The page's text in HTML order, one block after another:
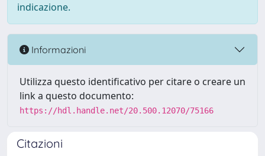
indicazione.
Informazioni
Utilizza questo identificativo per citare o creare un
link a questo documento:
https://hdl.handle.net/20.500.12070/75166
Citazioni